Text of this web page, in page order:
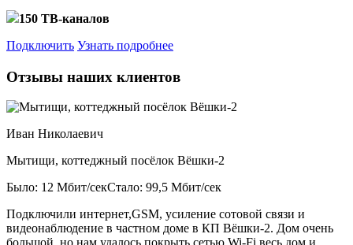
150 ТВ-каналов
Подключить Узнать подробнее
Отзывы наших клиентов
Иван Николаевич
Мытищи, коттеджный посёлок Вёшки-2
Было: 12 Мбит/секСтало: 99,5 Мбит/сек
Подключили интернет,GSM, усиление сотовой связи и
видеонаблюдение в частном доме в КП Вёшки-2. Дом очень